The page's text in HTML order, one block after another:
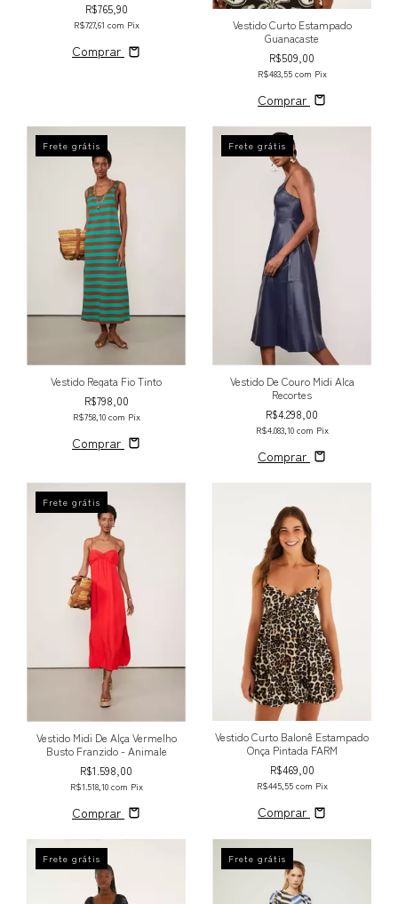
R$765,90
R$727,61 com Pix
Comprar
Vestido Curto Estampado
Guanacaste
R$509,00
R$483,55 com Pix
Comprar
Frete grátis
Vestido Regata Fio Tinto
R$798,00
R$758,10 com Pix
Comprar
Frete grátis
Vestido De Couro Midi Alca
Recortes
R$4.298,00
R$4.083,10 com Pix
Comprar
Frete grátis
Vestido Midi De Alça Vermelho
Busto Franzido - Animale
R$1.598,00
R$1.518,10 com Pix
Comprar
Vestido Curto Balonê Estampado
Onça Pintada FARM
R$469,00
R$445,55 com Pix
Comprar
Frete grátis Frete grátis